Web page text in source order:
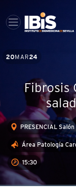
20MAR 24
Fibrosis
PRESENCIAL
Área Patología
15:30